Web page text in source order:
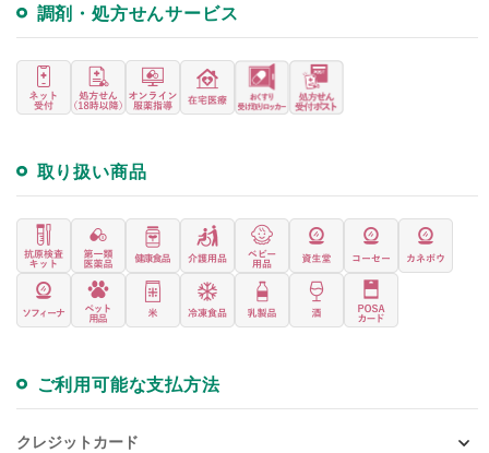
調剤・処方せんサービス
取り扱い商品
ご利用可能な支払方法
クレジットカード